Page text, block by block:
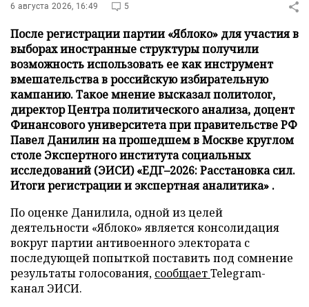
6 августа 2026, 16:49 5
После регистрации партии «Яблоко» для участия в
выборах иностранные структуры получили
возможность использовать ее как инструмент
вмешательства в российскую избирательную
кампанию. Такое мнение высказал политолог,
директор Центра политического анализа, доцент
Финансового университета при правительстве РФ
Павел Данилин на прошедшем в Москве круглом
столе Экспертного института социальных
исследований (ЭИСИ) «ЕДГ–2026: Расстановка сил.
Итоги регистрации и экспертная аналитика» .
По оценке Данилила, одной из целей
деятельности «Яблоко» является консолидация
вокруг партии антивоенного электората с
последующей попыткой поставить под сомнение
результаты голосования, сообщаетTelegram-
канал ЭИСИ.